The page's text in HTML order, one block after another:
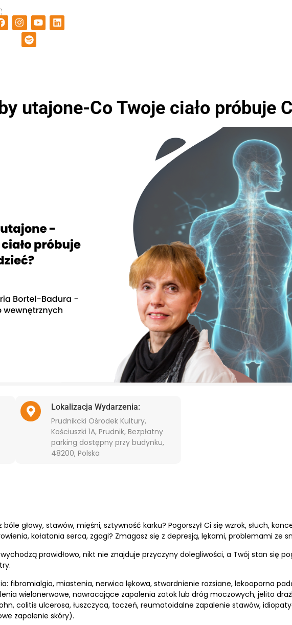
utajone-Co Twoje ciało próbuje
Lokalizacja Wydarzenia:
Prudnikcki Ośrodek Kultury,
Kościuszki 1A, Prudnik, Bezpłatny
parking dostępny przy budynku,
48200, Polska
głowy, stawów, mięśni, sztywność karku? Pogorszył Ci się wzrok, słuch,
kołatania serca, zgagi? Zmagasz się z depresją, lękami, problemami ze
prawidłowo, nikt nie znajduje przyczyny dolegliwości, a Twój stan się
fibromialgia, miastenia, nerwica lękowa, stwardnienie rozsiane, lekooporna
wielonerwowe, nawracające zapalenia zatok lub dróg moczowych, jelito
colitis ulcerosa, łuszczyca, toczeń, reumatoidalne zapalenie stawów,
zapalenie skóry).